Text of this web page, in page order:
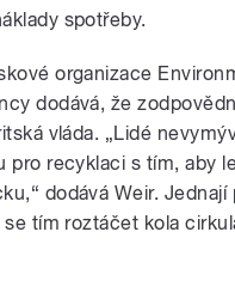
spotřeby.
organizace
dodává, že
vláda. „Lidé
pro recyklaci s tím, aby
dodává Weir. Jednají
tím roztáčet kola